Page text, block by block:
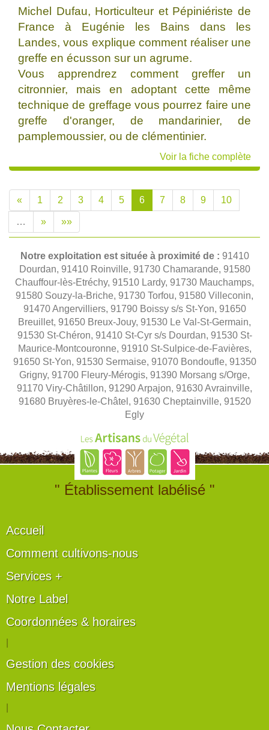
Michel Dufau, Horticulteur et Pépiniériste de
France à Eugénie les Bains dans les
Landes, vous explique comment réaliser une
greffe en écusson sur un agrume.
Vous apprendrez comment greffer un
citronnier, mais en adoptant cette même
technique de greffage vous pourrez faire une
greffe d'oranger, de mandarinier, de
pamplemoussier, ou de clémentinier.
Voir la fiche complète
« 1 2 3 4 5 6 7 8 9 10
… » »»
Notre exploitation est située à proximité de : 91410
Dourdan, 91410 Roinville, 91730 Chamarande, 91580
Chauffour-lès-Etréchy, 91510 Lardy, 91730 Mauchamps,
91580 Souzy-la-Briche, 91730 Torfou, 91580 Villeconin,
91470 Angervilliers, 91790 Boissy s/s St-Yon, 91650
Breuillet, 91650 Breux-Jouy, 91530 Le Val-St-Germain,
91530 St-Chéron, 91410 St-Cyr s/s Dourdan, 91530 St-
Maurice-Montcouronne, 91910 St-Sulpice-de-Favières,
91650 St-Yon, 91530 Sermaise, 91070 Bondoufle, 91350
Grigny, 91700 Fleury-Mérogis, 91390 Morsang s/Orge,
91170 Viry-Châtillon, 91290 Arpajon, 91630 Avrainville,
91680 Bruyères-le-Châtel, 91630 Cheptainville, 91520
Egly
" Établissement labélisé "
Accueil
Comment cultivons-nous
Services +
Notre Label
Coordonnées & horaires
Gestion des cookies
Mentions légales